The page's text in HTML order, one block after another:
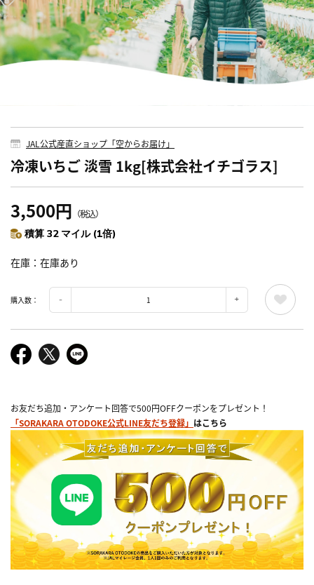
JAL公式産直ショップ「空からお届け」
冷凍いちご 淡雪 1kg[株式会社イチゴラス]
3,500円 （税込）
積算 32 マイル (1倍)
在庫 在庫あり
購入数：
お友だち追加・アンケート回答で500円OFFクーポンをプレゼント！
「SORAKARA OTODOKE公式LINE友だち登録」 はこちら